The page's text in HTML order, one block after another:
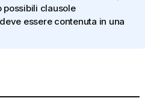
clausole
essere contenuta in una